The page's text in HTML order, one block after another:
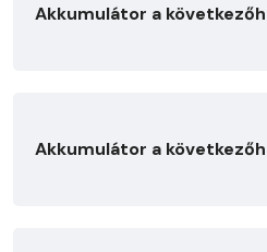
Akkumulátor a
Akkumulátor a